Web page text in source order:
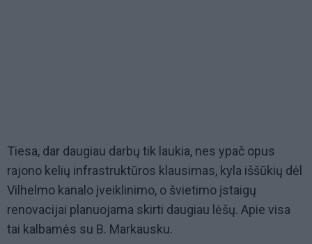
Tiesa, dar daugiau darbų tik laukia, nes ypač opus
rajono kelių infrastruktūros klausimas, kyla iššūkių dėl
Vilhelmo kanalo įveiklinimo, o švietimo įstaigų
renovacijai planuojama skirti daugiau lėšų. Apie visa
tai kalbamės su B. Markausku.